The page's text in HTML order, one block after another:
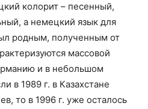
колорит – песенный,
а немецкий язык для
родным, полученным от
массовой
и в небольшом
в 1989 г. в Казахстане
то в 1996 г. уже осталось